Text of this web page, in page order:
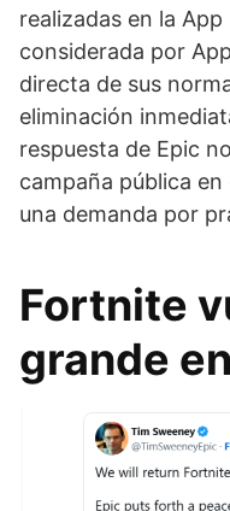
realizadas en la
considerada por
directa de sus
eliminación
respuesta de Epic
campaña pública
una demanda por
Fortnite
grande